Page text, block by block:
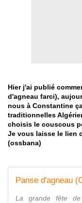
Hier j'ai publié
d'agneau farci),
nous à Constantine
traditionnelles
choisis le couscous
Je vous laisse le lien
(ossbana)
La grande fête